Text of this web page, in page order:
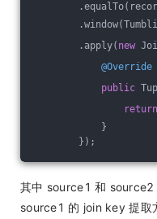
.equalTo(record
.apply( new
@Override
public
return
}
});
其中 source1 和 source2
source1 的 join key 提取